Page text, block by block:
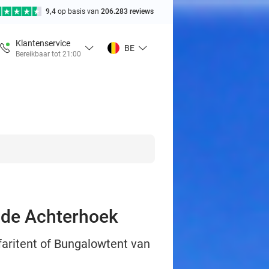
9,4 op basis van 206.283 reviews
Klantenservice
Bereikbaar tot 21:00
BE
Achterhoek
of Bungalowtent van